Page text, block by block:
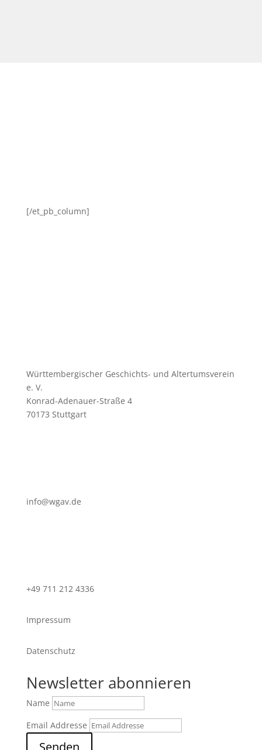
[/et_pb_column]
Württembergischer Geschichts- und Altertumsverein
e. V.
Konrad-Adenauer-Straße 4
70173 Stuttgart
info@wgav.de
+49 711 212 4336
Impressum
Datenschutz
Newsletter abonnieren
Name
Email Addresse